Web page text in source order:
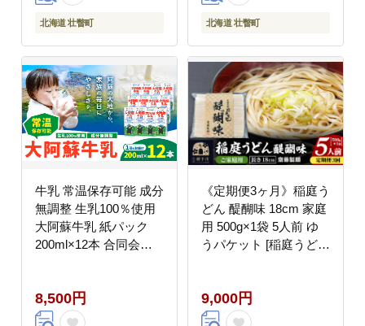
北海道 壮瞥町 北海道 壮瞥町
牛乳 常温保存可能 成分
無調整 生乳100％使用
大阿蘇牛乳 紙パック
200ml×12本 合同会社
く)》熊本県 産山村 牛
乳 乳飲料 乳性飲料 ド
8,500円
《定期便3ヶ月》稲庭う
どん 醍醐味 18cm 家庭
用 500g×1袋 5人前 ゆ
うパケット [稲庭うどん
保存食 長期保存 家庭用
18cm ゆうパケット]
9,000円